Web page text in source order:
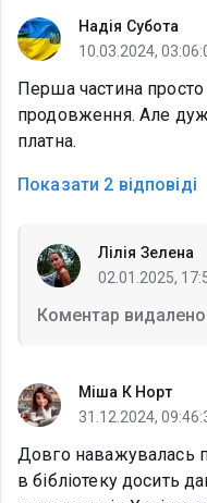
Надія Субота
10.03.2024,
Перша частина просто
продовження. Але
платна.
Показати 2 відповіді
Лілія Зелена
02.01.2025,
Коментар видалено
Міша К Норт
31.12.2024,
Довго наважувалась
в бібліотеку досить